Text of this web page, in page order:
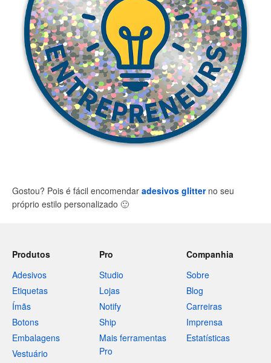
Gostou? Pois é fácil encomendar adesivos glitterno seu
próprio estilo personalizado 🙂
Produtos
Adesivos
Etiquetas
Ímãs
Botons
Embalagens
Vestuário
Pro
Studio
Lojas
Notify
Ship
Mais ferramentas
Pro
Companhia
Sobre
Blog
Carreiras
Imprensa
Estatísticas